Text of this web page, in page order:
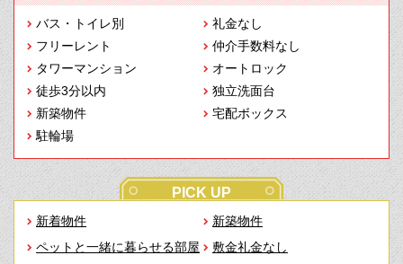
バス・トイレ別
礼金なし
フリーレント
仲介手数料なし
タワーマンション
オートロック
徒歩3分以内
独立洗面台
新築物件
宅配ボックス
駐輪場
PICK UP
新着物件
新築物件
ペットと一緒に暮らせる部屋
敷金礼金なし